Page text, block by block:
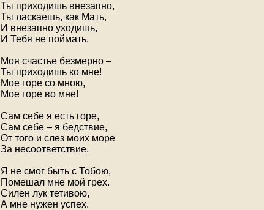
Ты приходишь внезапно,
Ты ласкаешь, как Мать,
И внезапно уходишь,
И Тебя не поймать.
Моя счастье безмерно –
Ты приходишь ко мне!
Мое горе со мною,
Мое горе во мне!
Сам себе я есть горе,
Сам себе – я бедствие,
От того и слез моих море
За несоответствие.
Я не смог быть с Тобою,
Помешал мне мой грех.
Силен лук тетивою,
А мне нужен успех.